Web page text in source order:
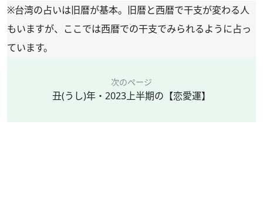
※台湾の占いは旧暦が基本。旧暦と西暦で干支が変わる人
もいますが、ここでは西暦での干支でみられるように占っ
ています。
次のページ
丑(うし)年・2023上半期の【恋愛運】